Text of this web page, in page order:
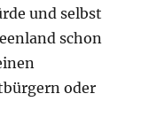
und selbst
schon
oder